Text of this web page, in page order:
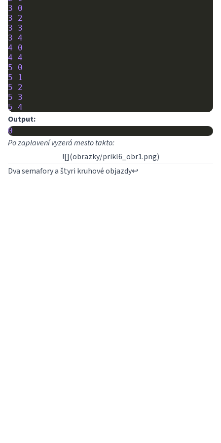
3
0
3
2
3
3
3 4
4
0
4 4
5
0
5
1
5
2
5
3
5 4
Output:
0
Po zaplavení vyzerá mesto takto:
![](obrazky/prikl6_obr1.png)
Dva semafory a štyri kruhové objazdy↩